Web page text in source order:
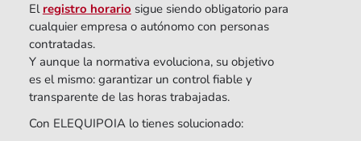
­El registro horario sigue siendo obligatorio para
cualquier empresa o autónomo con personas
contratadas.
Y aunque la normativa evoluciona, su objetivo
es el mismo: garantizar un control fiable y
transparente de las horas trabajadas.
Con ELEQUIPOIA lo tienes solucionado: